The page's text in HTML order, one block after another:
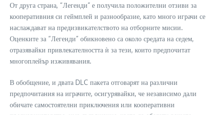
От друга страна, “Легенди” е получила положителни отзиви за
кооперативния си геймплей и разнообразие, като много играчи се
наслаждават на предизвикателството на отборните мисии.
Оценките за “Легенди” обикновено са около средата на седем,
отразявайки привлекателността ѝ за тези, които предпочитат
многоплейър изживявания.
В обобщение, и двата DLC пакета отговарят на различни
предпочитания на играчите, осигурявайки, че независимо дали
обичате самостоятелни приключения или кооперативни